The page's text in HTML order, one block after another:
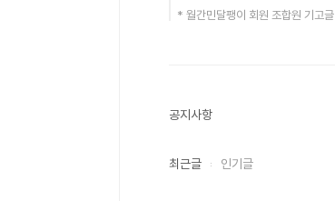
* 월간민달팽이 회원 조합원 기고글
공지사항
최근글 인기글